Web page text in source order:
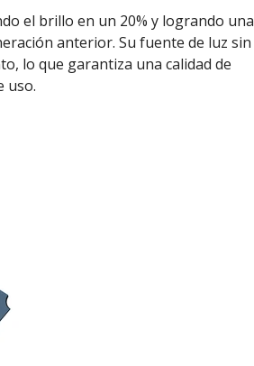
el brillo en un 20% y logrando una
anterior. Su fuente de luz sin
lo que garantiza una calidad de
uso.